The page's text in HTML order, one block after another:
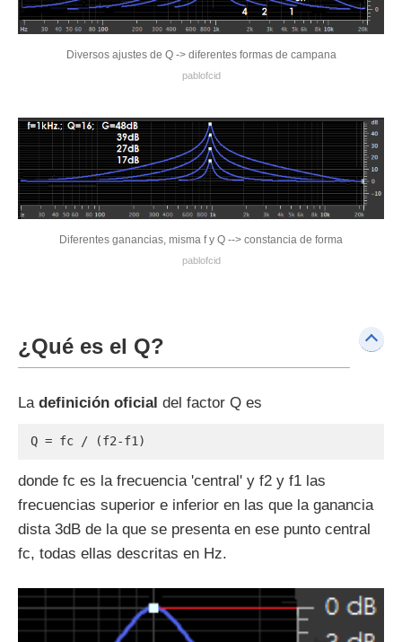
Diversos ajustes de Q -> diferentes formas de campana
pablofcid
Diferentes ganancias, misma f y Q --> constancia de forma
pablofcid
¿Qué es el Q?
La definición oficial del factor Q es
Q = fc / (f2-f1)
donde fc es la frecuencia 'central' y f2 y f1 las
frecuencias superior e inferior en las que la ganancia
dista 3dB de la que se presenta en ese punto central
fc, todas ellas descritas en Hz.